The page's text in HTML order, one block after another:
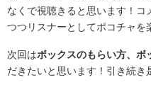
なくで視聴きると思います！コ
つつリスナーとしてポコチャを
次回はボックスのもらい方、ボ
だきたいと思います！引き続き